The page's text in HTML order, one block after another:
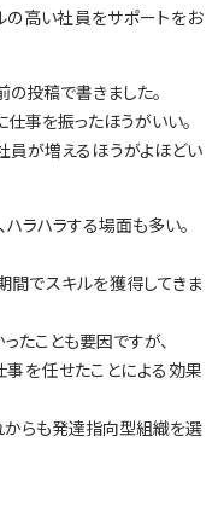
の高い社員をサポートをお
投稿で書きました。
事を振ったほうがいい。
員が増えるほうがよほどい
ラハラする場面も多い。
間でスキルを獲得してきま
たことも要因ですが、
事を任せたことによる効果
からも発達指向型組織を選